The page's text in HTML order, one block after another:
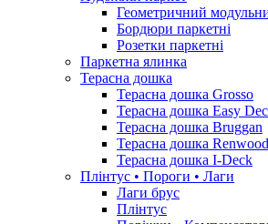
Геометричний
Бордюри паркетні
Розетки паркетні
Паркетна ялинка
Терасна дошка
Терасна дошка Grosso
Терасна дошка Easy
Терасна дошка Bruggan
Терасна дошка Renwood
Терасна дошка I-Deck
Плінтус • Пороги • Лаги
Лаги брус
Плінтус